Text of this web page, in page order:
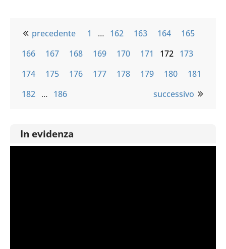
precedente 1 … 162 163 164
165
166
167 168 169 170 171 172 173
174
175 176 177 178 179 180
181
182 … 186 successivo
In evidenza